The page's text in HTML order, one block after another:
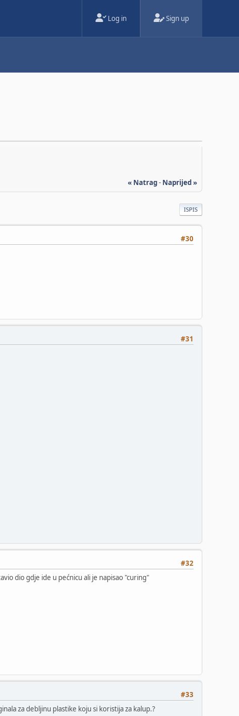
Log in Sign up
« Natrag- Naprijed »
ISPIS
#30
#31
#32
dio gdje ide u pećnicu ali je napisao "curing"
#33
za debljinu plastike koju si koristija za kalup.?